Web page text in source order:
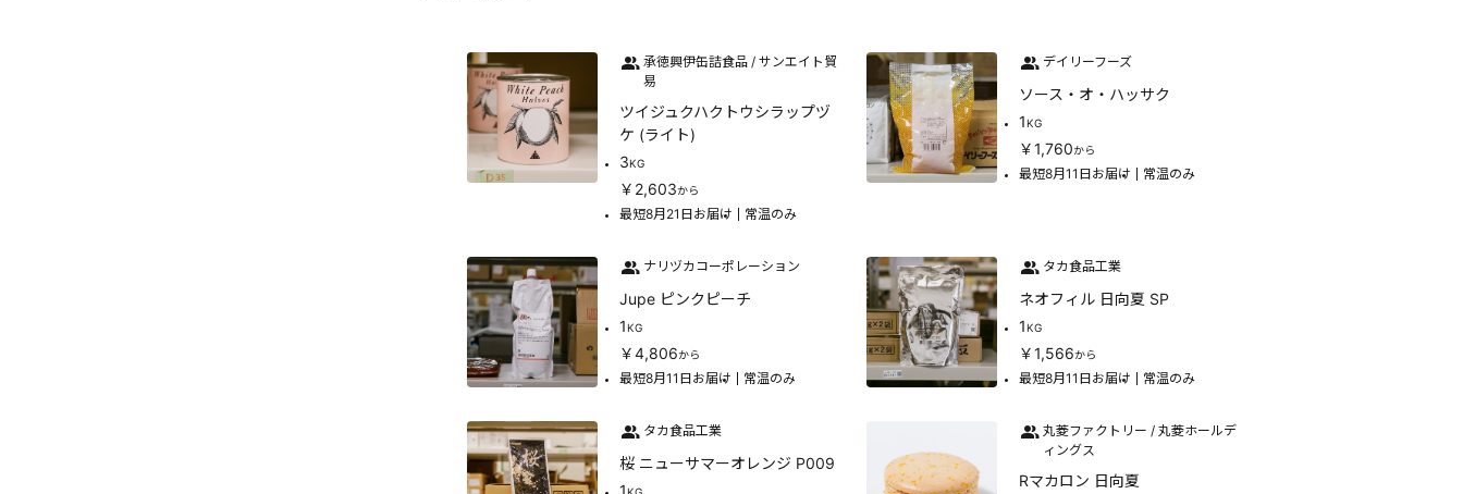
承徳興伊缶詰食品 / サンエイト貿
易
ツイジュクハクトウシラップヅ
ケ (ライト)
3KG
￥2,603から
最短8月21日お届け 常温のみ
デイリーフーズ
ソース・オ・ハッサク
1 KG
￥1,760から
最短8月11日お届け 常温のみ
ナリヅカコーポレーション
Jupe ピンクピーチ
1 KG
￥4,806から
最短8月11日お届け 常温のみ
タカ食品工業
ネオフィル 日向夏 SP
1 KG
￥1,566から
最短8月11日お届け 常温のみ
タカ食品工業
桜 ニューサマーオレンジ P009
丸菱ファクトリー / 丸菱ホールデ
ィングス
Rマカロン 日向夏